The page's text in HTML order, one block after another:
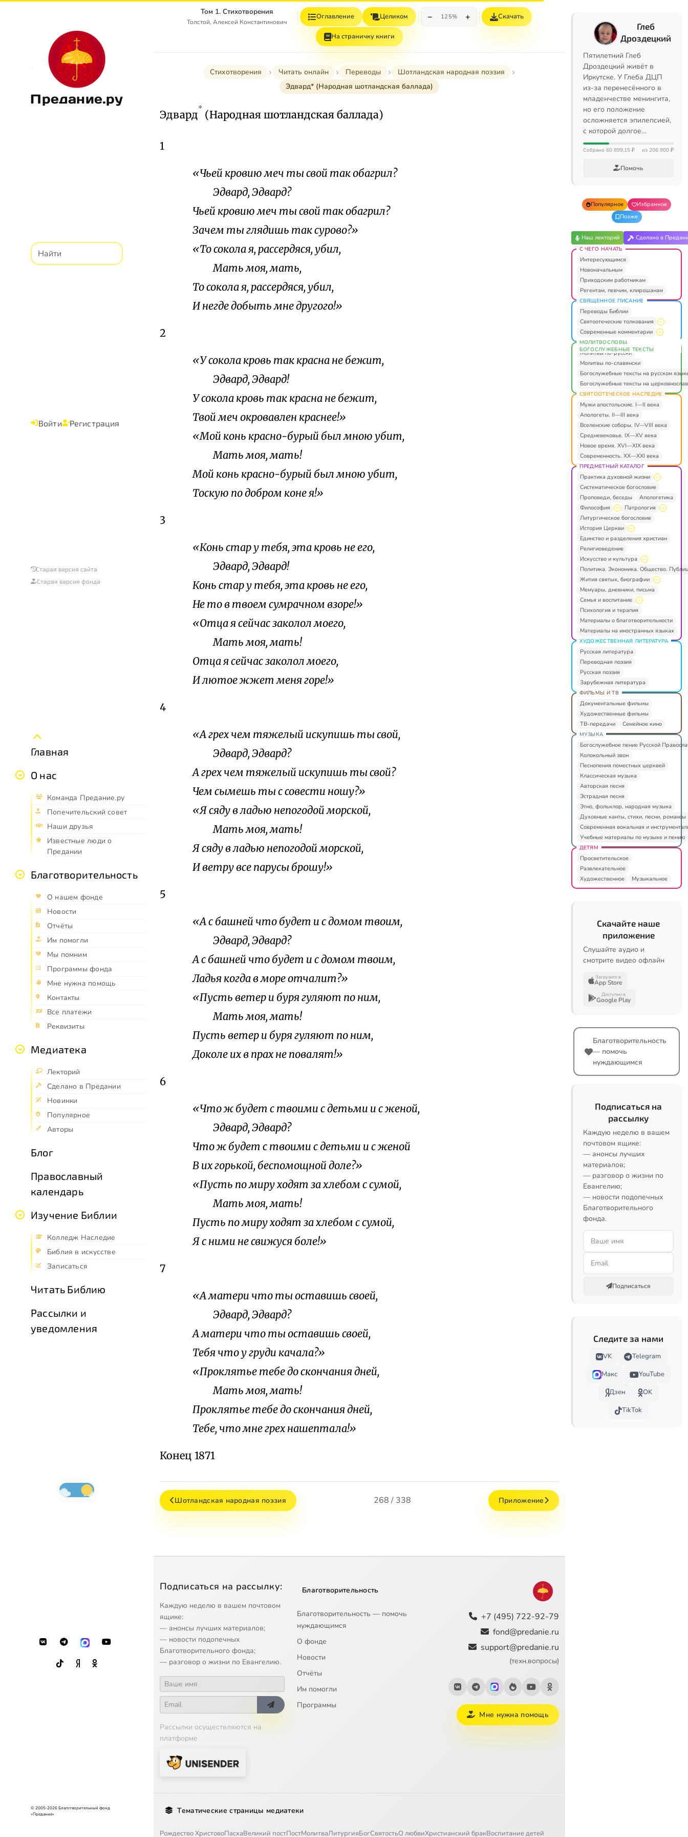
Предание.ру
Войти Регистрация
Старая версия сайта
Старая версия фонда
Главная
О нас
Команда Предание.ру
Попечительский совет
Наши друзья
Известные люди о
Предании
Благотворительность
О нашем фонде
Новости
Отчёты
Им помогли
Мы помним
Программы фонда
Мне нужна помощь
Контакты
Все платежи
Реквизиты
Медиатека
Лекторий
Сделано в Предании
Новинки
Популярное
Авторы
Блог
Православный
календарь
Изучение Библии
Колледж Наследие
Библия в искусстве
Записаться
Читать Библию
Рассылки и
уведомления
© 2005-2026 Благотворительный фонд
«Предание»
Том 1. Стихотворения
Толстой, Алексей Константинович
Оглавление Целиком − 125% + Скачать
На страничку книги
Стихотворения Читать онлайн Переводы
Шотландская народная поэзия
Эдвард* (Народная шотландская баллада)
Эдвард* (Народная шотландская баллада)
1
«Чьей кровию меч ты свой так обагрил?
Эдвард, Эдвард?
Чьей кровию меч ты свой так обагрил?
Зачем ты глядишь так сурово?»
«То сокола я, рассердяся, убил,
Мать моя, мать,
То сокола я, рассердяся, убил,
И негде добыть мне другого!»
2
«У сокола кровь так красна не бежит,
Эдвард, Эдвард!
У сокола кровь так красна не бежит,
Твой меч окровавлен краснее!»
«Мой конь красно-бурый был мною убит,
Мать моя, мать!
Мой конь красно-бурый был мною убит,
Тоскую по добром коне я!»
3
«Конь стар у тебя, эта кровь не его,
Эдвард, Эдвард!
Конь стар у тебя, эта кровь не его,
Не то в твоем сумрачном взоре!»
«Отца я сейчас заколол моего,
Мать моя, мать!
Отца я сейчас заколол моего,
И лютое жжет меня горе!»
4
«А грех чем тяжелый искупишь ты свой,
Эдвард, Эдвард?
А грех чем тяжелый искупишь ты свой?
Чем сымешь ты с совести ношу?»
«Я сяду в ладью непогодой морской,
Мать моя, мать!
Я сяду в ладью непогодой морской,
И ветру все парусы брошу!»
5
«А с башней что будет и с домом твоим,
Эдвард, Эдвард?
А с башней что будет и с домом твоим,
Ладья когда в море отчалит?»
«Пусть ветер и буря гуляют по ним,
Мать моя, мать!
Пусть ветер и буря гуляют по ним,
Доколе их в прах не повалят!»
6
«Что ж будет с твоими с детьми и с женой,
Эдвард, Эдвард?
Что ж будет с твоими с детьми и с женой
В их горькой, беспомощной доле?»
«Пусть по миру ходят за хлебом с сумой,
Мать моя, мать!
Пусть по миру ходят за хлебом с сумой,
Я с ними не свижуся боле!»
7
«А матери что ты оставишь своей,
Эдвард, Эдвард?
А матери что ты оставишь своей,
Тебя что у груди качала?»
«Проклятье тебе до скончания дней,
Мать моя, мать!
Проклятье тебе до скончания дней,
Тебе, что мне грех нашептала!»
Конец 1871
Шотландская народная поэзия 268 / 338 Приложение
Подписаться на рассылку:
Каждую неделю в вашем почтовом
ящике:
— анонсы лучших материалов;
— новости подопечных
Благотворительного фонда;
— разговор о жизни по Евангелию.
Рассылки осуществляются на
платформе
Благотворительность
Благотворительность — помочь
нуждающимся
О фонде
Новости
Отчёты
Им помогли
Программы
+7 (495) 722-92-79
fond@predanie.ru
support@predanie.ru
(техн.вопросы)
Мне нужна помощь
Тематические страницы медиатеки
Рождество ХристовоПасхаВеликий постПостМолитваЛитургияБогСвятостьО любвиХристианский бракВоспитание детей
Глеб
Дроздецкий
Пятилетний Глеб
Дроздецкий живёт в
Иркутске. У Глеба ДЦП
из-за перенесённого в
младенчестве менингита,
но его положение
осложняется эпилепсией,
с которой долгое…
Собрано 60 899,15 ₽ из 206 900 ₽
Помочь
Популярное
Избранное
Позже
Наш лекторий Сделано в
С ЧЕГО НАЧАТЬ
Интересующимся
Новоначальным
Приходским работникам
Регентам, певчим, клирошанам
СВЯЩЕННОЕ ПИСАНИЕ
Переводы Библии
Святоотеческие толкования
Современные комментарии
МОЛИТВОСЛОВЫ.
БОГОСЛУЖЕБНЫЕ ТЕКСТЫ
Молитвы по-русски
Молитвы по-славянски
Богослужебные тексты на русском
Богослужебные тексты на
СВЯТООТЕЧЕСКОЕ НАСЛЕДИЕ
Мужи апостольские. I—II века
Апологеты. II—III века
Вселенские соборы. IV—VIII века
Средневековье. IX—XV века
Новое время. XVI—XIX века
Современность. XX—XXI века
ПРЕДМЕТНЫЙ КАТАЛОГ
Практика духовной жизни
Систематическое богословие
Проповеди, беседы
Апологетика
Философия
Патрология
Литургическое богословие
История Церкви
Единство и разделения христиан
Религиоведение
Искусство и культура
Политика. Экономика. Общество.
Жития святых, биографии
Мемуары, дневники, письма
Семья и воспитание
Психология и терапия
Материалы о благотворительности
Материалы на иностранных языках
ХУДОЖЕСТВЕННАЯ ЛИТЕРАТУРА
Русская литература
Переводная поэзия
Русская поэзия
Зарубежная литература
ФИЛЬМЫ И ТВ
Документальные фильмы
Художественные фильмы
ТВ-передачи
Семейное кино
МУЗЫКА
Богослужебное пение Русской
Колокольный звон
Песнопения поместных церквей
Классическая музыка
Авторская песня
Эстрадная песня
Этно, фольклор, народная музыка
Духовные канты, стихи, песни, романсы
Современная вокальная и
Учебные материалы по музыке и пению
ДЕТЯМ
Просветительское
Развлекательное
Художественное
Музыкальное
Скачайте наше
приложение
Слушайте аудио и
смотрите видео офлайн
Загрузите в
App Store
Доступно в
Google Play
Благотворительность
— помочь
нуждающимся
Подписаться на
рассылку
Каждую неделю в вашем
почтовом ящике:
— анонсы лучших
материалов;
— разговор о жизни по
Евангелию;
— новости подопечных
Благотворительного
фонда.
Подписаться
Следите за нами
VK
Telegram
Макс
YouTube
Дзен
OK
TikTok